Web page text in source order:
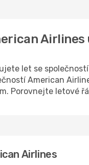
Airlines
let se
American
Porovnejte letové
Airlines